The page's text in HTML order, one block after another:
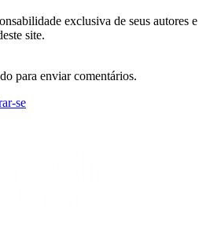
exclusiva de seus autores e
site.
para enviar comentários.
se